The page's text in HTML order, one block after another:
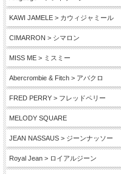
KAWI JAMELE > カウィジャミール
CIMARRON > シマロン
MISS ME > ミスミー
Abercrombie & Fitch > アバクロ
FRED PERRY > フレッドペリー
MELODY SQUARE
JEAN NASSAUS > ジーンナッソー
Royal Jean > ロイアルジーン